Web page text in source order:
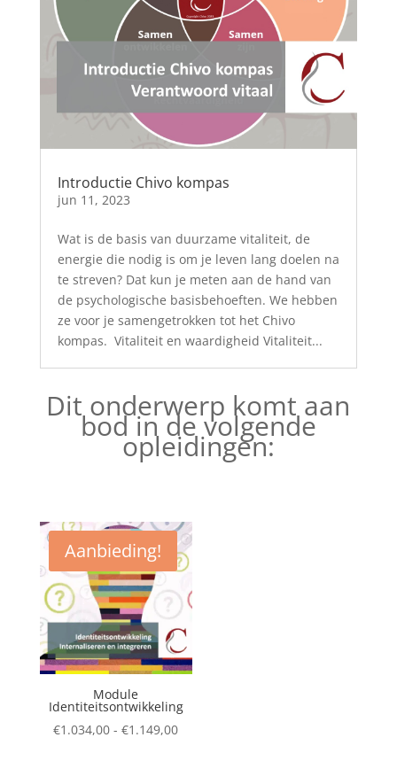
Introductie Chivo kompas
jun 11, 2023
Wat is de basis van duurzame vitaliteit, de
energie die nodig is om je leven lang doelen na
te streven? Dat kun je meten aan de hand van
de psychologische basisbehoeften. We hebben
ze voor je samengetrokken tot het Chivo
kompas. Vitaliteit en waardigheid Vitaliteit...
Dit onderwerp komt aan
bod in de volgende
opleidingen:
Aanbieding!
Module
Identiteitsontwikkeling
€1.034,00 - €1.149,00Prijsklasse: